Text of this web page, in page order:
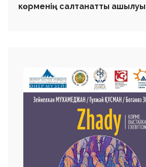
көрменің салтанатты ашылуы